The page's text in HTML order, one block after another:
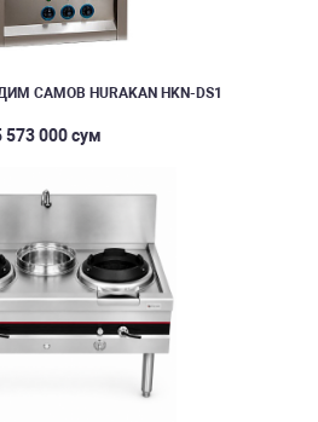
САМОВ HURAKAN HKN-DS1
573 000 сум